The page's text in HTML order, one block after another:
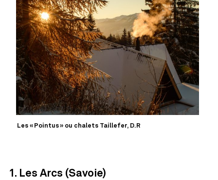
Les « Pointus » ou chalets Taillefer, D.R
1. Les Arcs (Savoie)